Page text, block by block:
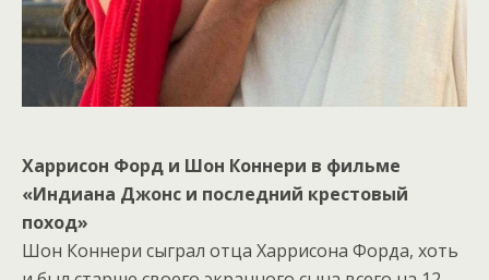
Харрисон Форд и Шон Коннери в фильме
«Индиана Джонс и последний крестовый
поход»
Шон Коннери сыграл отца Харрисона Форда, хоть